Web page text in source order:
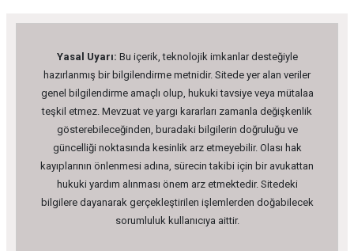
Yasal Uyarı: Bu içerik, teknolojik imkanlar desteğiyle
hazırlanmış bir bilgilendirme metnidir. Sitede yer alan veriler
genel bilgilendirme amaçlı olup, hukuki tavsiye veya mütalaa
teşkil etmez. Mevzuat ve yargı kararları zamanla değişkenlik
gösterebileceğinden, buradaki bilgilerin doğruluğu ve
güncelliği noktasında kesinlik arz etmeyebilir. Olası hak
kayıplarının önlenmesi adına, sürecin takibi için bir avukattan
hukuki yardım alınması önem arz etmektedir. Sitedeki
bilgilere dayanarak gerçekleştirilen işlemlerden doğabilecek
sorumluluk kullanıcıya aittir.